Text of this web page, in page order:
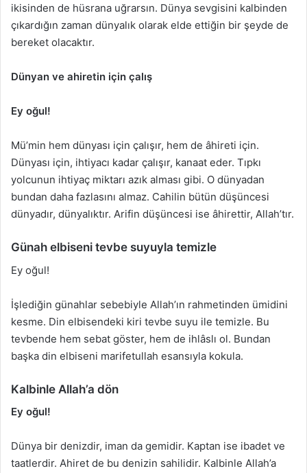
ikisinden de hüsrana uğrarsın. Dünya sevgisini kalbinden
çıkardığın zaman dünyalık olarak elde ettiğin bir şeyde de
bereket olacaktır.
Dünyan ve ahiretin için çalış
Ey oğul!
Mü’min hem dünyası için çalışır, hem de âhireti için.
Dünyası için, ihtiyacı kadar çalışır, kanaat eder. Tıpkı
yolcunun ihtiyaç miktarı azık alması gibi. O dünyadan
bundan daha fazlasını almaz. Cahilin bütün düşüncesi
dünyadır, dünyalıktır. Arifin düşüncesi ise âhirettir, Allah’tır.
Günah elbiseni tevbe suyuyla temizle
Ey oğul!
İşlediğin günahlar sebebiyle Allah’ın rahmetinden ümidini
kesme. Din elbisendeki kiri tevbe suyu ile temizle. Bu
tevbende hem sebat göster, hem de ihlâslı ol. Bundan
başka din elbiseni marifetullah esansıyla kokula.
Kalbinle Allah’a dön
Ey oğul!
Dünya bir denizdir, iman da gemidir. Kaptan ise ibadet ve
taatlerdir. Ahiret de bu denizin sahilidir. Kalbinle Allah’a